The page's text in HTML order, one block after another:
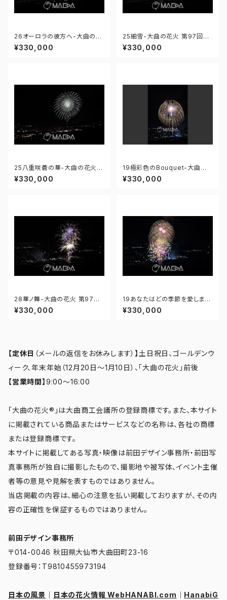
26オーロラの彼方へ-大曲の花
火 第97回全国花火競技大会 -
176671212359015
¥330,000
25細雪-大曲の花火 第97回全
国花火競技大会 - 176671212
319190
¥330,000
25八重咲蒼の華-大曲の花火
第97回全国花火競技大会 - 17
6671212284762
¥330,000
19極彩色のBouquet-大曲の
花火 第97回全国花火競技大会
- 176671211857484
¥330,000
28華ノ舞-大曲の花火 第97回
全国花火競技大会 - 1766757
58036026
¥330,000
19あなたはどの季節を愛します
か。―春夏秋冬―-大曲の花火
第97回全国花火競技大会 - 17
¥330,000
【定休日 （メールの返信をお休みします）】 土日祝日、ゴールデンウ
ィーク、年末年始（12月20日～1月10日）、「大曲の花火」前後
【営業時間】 9:00～16:00
「大曲の花火®」は大曲商工会議所の登録商標です。また、本サイト
に掲載されている商品またはサービスなどの名称は、各社の商標
または登録商標です。
本サイトに掲載してある写真・映像は前田デザイン事務所・前田写
真事務所が独自に撮影したもので、撮影地や被写体、イベント主催
者等の意見や見解を表すものではありません。
当店掲載の内容は、細心の注意を払い掲載しておりますが、その内
容の正確性を保証するものではありません。
前田デザイン事務所
〒014-0046 秋田県大仙市大曲田町23-16
登録番号：T9810455973194
日本の風景 日本の花火情報 WebHANABI.com HanabiG